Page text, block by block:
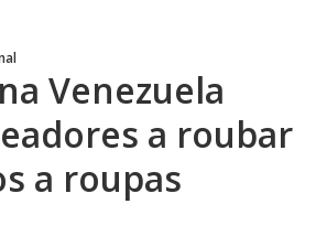
Venezuela
a roubar
a roupas